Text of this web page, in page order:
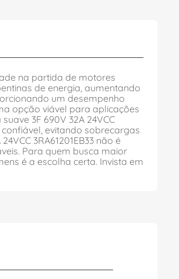
na partida de motores
de energia, aumentando
um desempenho
opção viável para aplicações
3F 690V 32A 24VCC
evitando sobrecargas
3RA61201EB33 não é
Para quem busca maior
é a escolha certa. Invista em